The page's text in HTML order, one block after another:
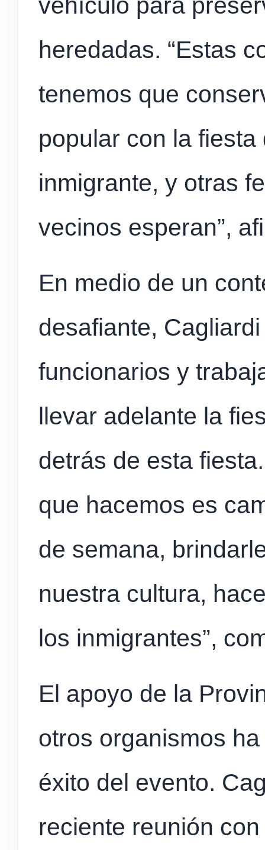
vehículo para
heredadas. “Estas
tenemos que
popular con la
inmigrante, y otras
vecinos esperan”,
En medio de un
desafiante,
funcionarios y
llevar adelante la
detrás de esta
que hacemos es
de semana,
nuestra cultura,
los inmigrantes”,
El apoyo de la
otros organismos
éxito del evento.
reciente reunión